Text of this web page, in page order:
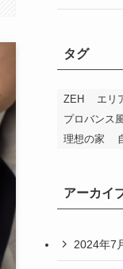
タグ
ZEH エリ
プロバンス
理想の家
アーカイ
2024年7